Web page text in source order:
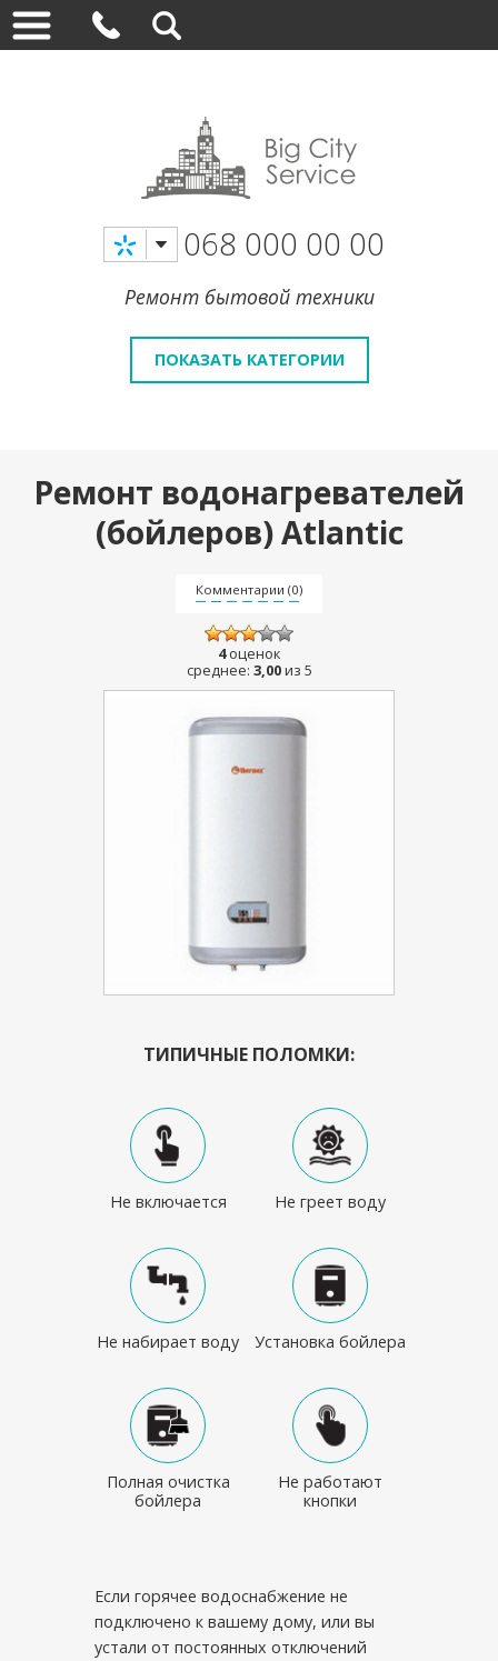
068 000 00 00
Ремонт бытовой техники
ПОКАЗАТЬ КАТЕГОРИИ
Ремонт водонагревателей
(бойлеров) Atlantic
Комментарии (0)
4оценок
среднее: 3,00из 5
ТИПИЧНЫЕ ПОЛОМКИ:
Не включается Не греет воду
Не набирает воду Установка бойлера
Полная очистка
бойлера
Не работают
кнопки
Если горячее водоснабжение не
подключено к вашему дому, или вы
устали от постоянных отключений